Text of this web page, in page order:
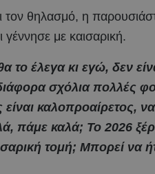
τον θηλασμό, η
γέννησε με καισαρική.
έλεγα κι εγώ, δεν
διάφορα σχόλια πολλές
καλοπροαίρετος,
πάμε καλά; Το 2026
τομή; Μπορεί να